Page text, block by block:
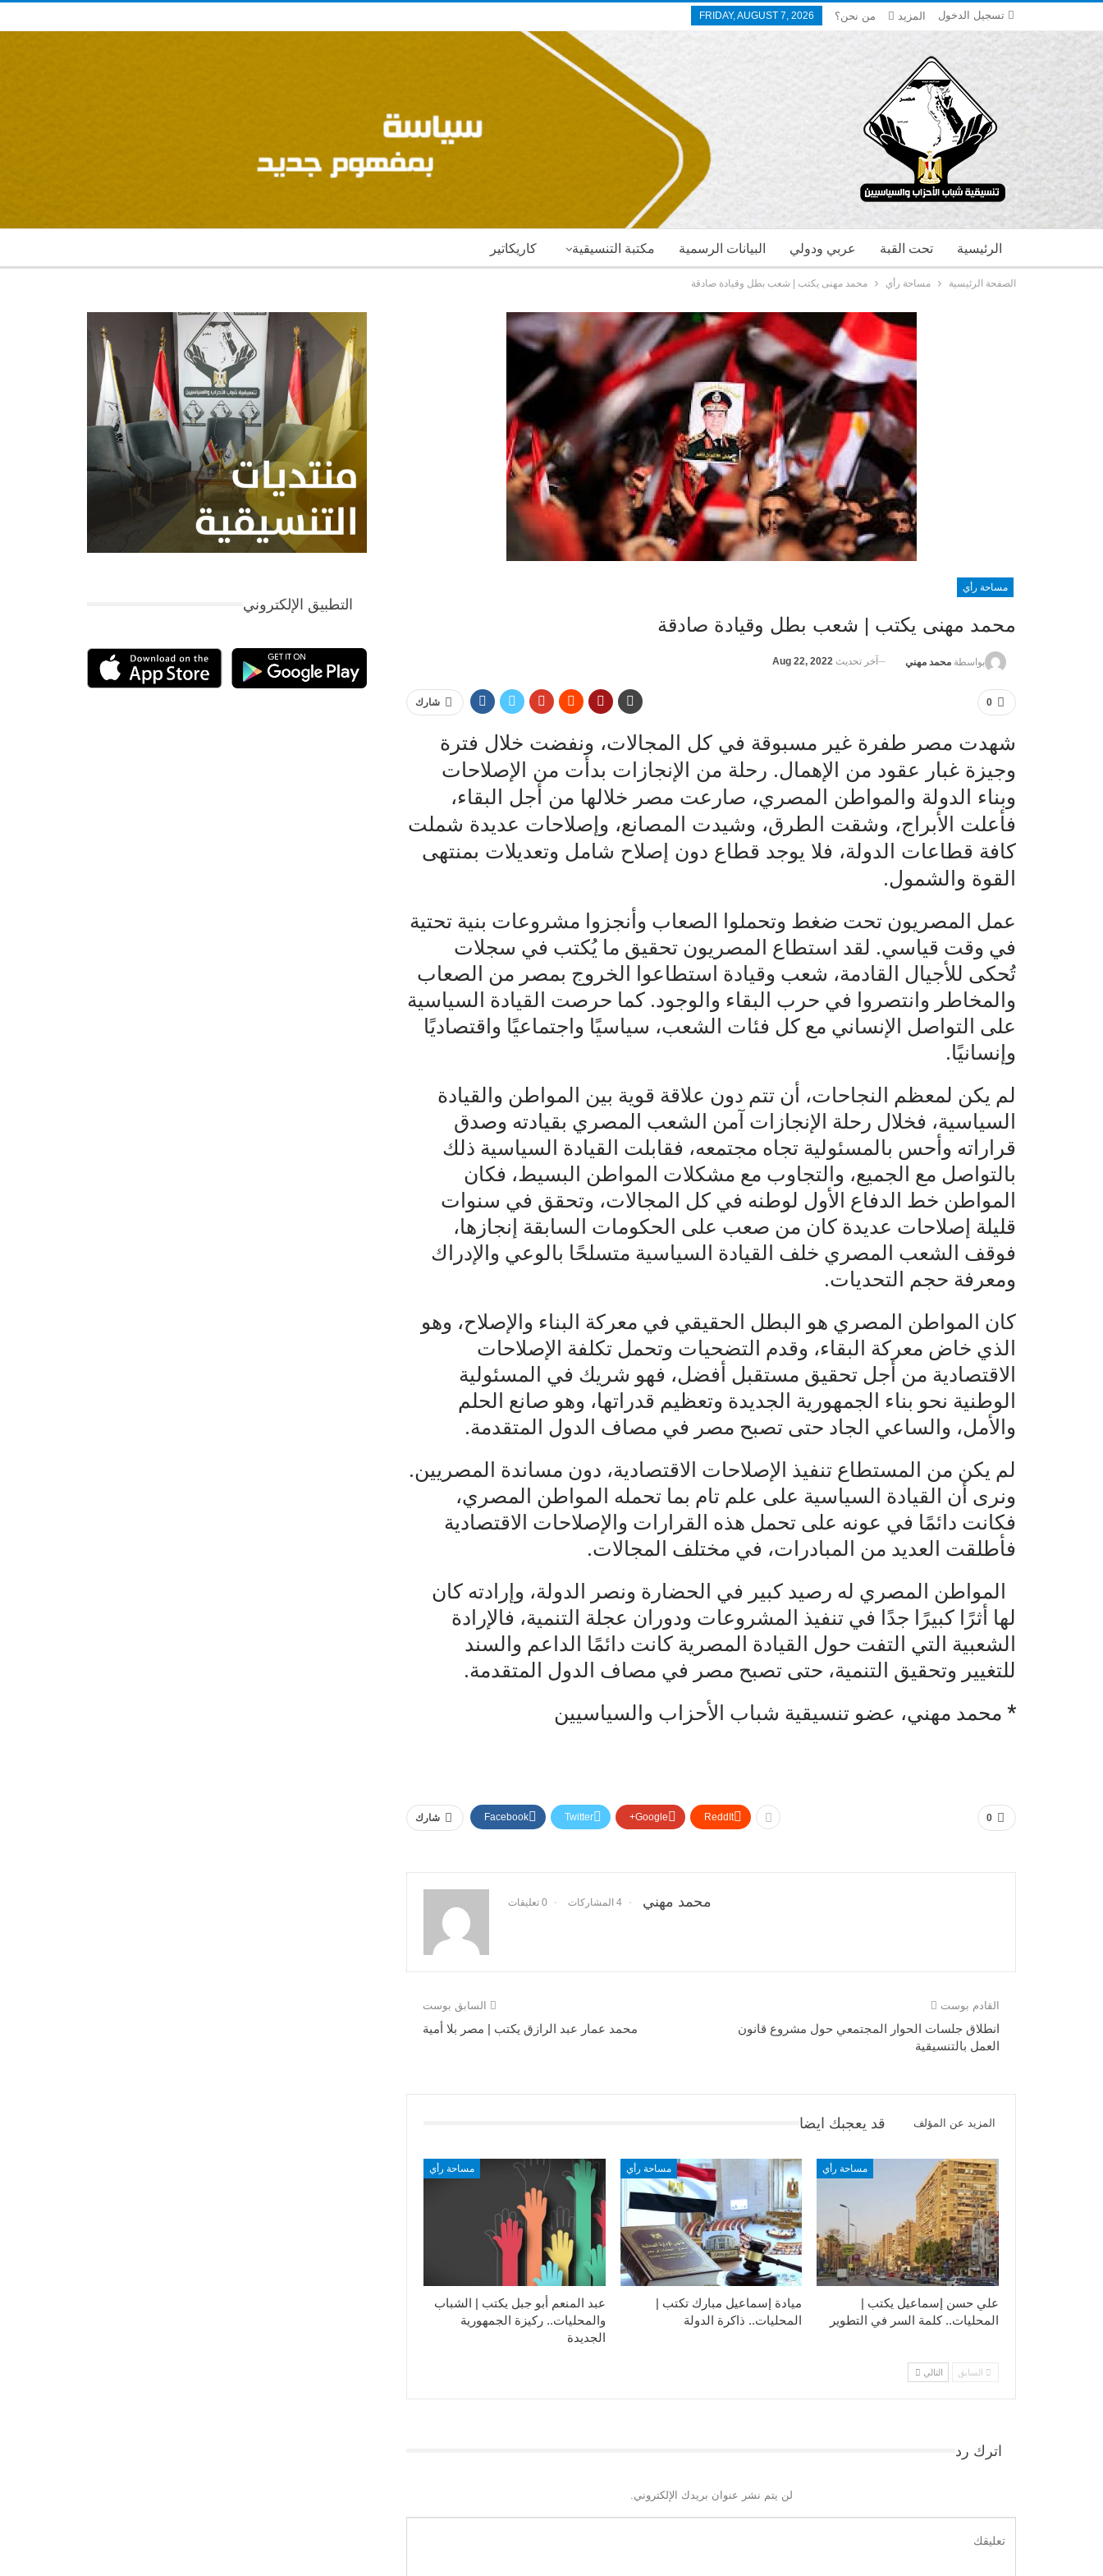
تسجيل الدخول FRIDAY, AUGUST 7, 2026 من نحن؟ المزيد
كاريكاتير مكتبة التنسيقية البيانات الرسمية عربي ودولي تحت القبة الرئيسية
الصفحة الرئيسية مساحة رأي محمد مهنى يكتب | شعب بطل وقيادة صادقة
مساحة رأي
محمد مهنى يكتب | شعب بطل وقيادة صادقة
بواسطة محمد مهني آخر تحديث Aug 22, 2022
0 شارك
شهدت مصر طفرة غير مسبوقة في كل المجالات، ونفضت خلال فترة
وجيزة غبار عقود من الإهمال. رحلة من الإنجازات بدأت من الإصلاحات
وبناء الدولة والمواطن المصري، صارعت مصر خلالها من أجل البقاء،
فأعلت الأبراج، وشقت الطرق، وشيدت المصانع، وإصلاحات عديدة شملت
كافة قطاعات الدولة، فلا يوجد قطاع دون إصلاح شامل وتعديلات بمنتهى
القوة والشمول.
عمل المصريون تحت ضغط وتحملوا الصعاب وأنجزوا مشروعات بنية تحتية
في وقت قياسي. لقد استطاع المصريون تحقيق ما يُكتب في سجلات
تُحكى للأجيال القادمة، شعب وقيادة استطاعوا الخروج بمصر من الصعاب
والمخاطر وانتصروا في حرب البقاء والوجود. كما حرصت القيادة السياسية
على التواصل الإنساني مع كل فئات الشعب، سياسيًا واجتماعيًا واقتصاديًا
وإنسانيًا.
لم يكن لمعظم النجاحات، أن تتم دون علاقة قوية بين المواطن والقيادة
السياسية، فخلال رحلة الإنجازات آمن الشعب المصري بقيادته وصدق
قراراته وأحس بالمسئولية تجاه مجتمعه، فقابلت القيادة السياسية ذلك
بالتواصل مع الجميع، والتجاوب مع مشكلات المواطن البسيط، فكان
المواطن خط الدفاع الأول لوطنه في كل المجالات، وتحقق في سنوات
قليلة إصلاحات عديدة كان من صعب على الحكومات السابقة إنجازها،
فوقف الشعب المصري خلف القيادة السياسية متسلحًا بالوعي والإدراك
ومعرفة حجم التحديات.
كان المواطن المصري هو البطل الحقيقي في معركة البناء والإصلاح، وهو
الذي خاض معركة البقاء، وقدم التضحيات وتحمل تكلفة الإصلاحات
الاقتصادية من أجل تحقيق مستقبل أفضل، فهو شريك في المسئولية
الوطنية نحو بناء الجمهورية الجديدة وتعظيم قدراتها، وهو صانع الحلم
والأمل، والساعي الجاد حتى تصبح مصر في مصاف الدول المتقدمة.
لم يكن من المستطاع تنفيذ الإصلاحات الاقتصادية، دون مساندة المصريين.
ونرى أن القيادة السياسية على علم تام بما تحمله المواطن المصري،
فكانت دائمًا في عونه على تحمل هذه القرارات والإصلاحات الاقتصادية
فأطلقت العديد من المبادرات، في مختلف المجالات.
المواطن المصري له رصيد كبير في الحضارة ونصر الدولة، وإرادته كان
لها أثرًا كبيرًا جدًا في تنفيذ المشروعات ودوران عجلة التنمية، فالإرادة
الشعبية التي التفت حول القيادة المصرية كانت دائمًا الداعم والسند
للتغيير وتحقيق التنمية، حتى تصبح مصر في مصاف الدول المتقدمة.
* محمد مهني، عضو تنسيقية شباب الأحزاب والسياسيين
0 شارك Facebook Twitter Google+ ReddIt
محمد مهني 4 المشاركات 0 تعليقات
السابق بوست
محمد عمار عبد الرازق يكتب | مصر بلا أمية
القادم بوست
انطلاق جلسات الحوار المجتمعي حول مشروع قانون
العمل بالتنسيقية
قد يعجبك ايضا المزيد عن المؤلف
مساحة رأي
عبد المنعم أبو جبل يكتب | الشباب
والمحليات.. ركيزة الجمهورية
الجديدة
مساحة رأي
ميادة إسماعيل مبارك تكتب |
المحليات.. ذاكرة الدولة
مساحة رأي
علي حسن إسماعيل يكتب |
المحليات.. كلمة السر في التطوير​
السابق التالي
اترك رد
لن يتم نشر عنوان بريدك الإلكتروني.
التطبيق الإلكتروني